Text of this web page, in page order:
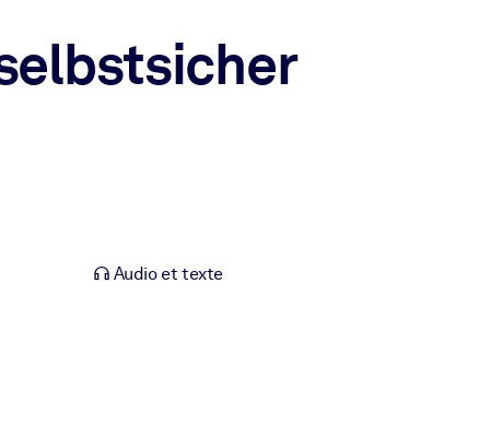
Audio et texte